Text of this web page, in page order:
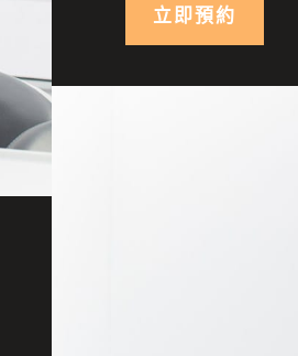
立即預約